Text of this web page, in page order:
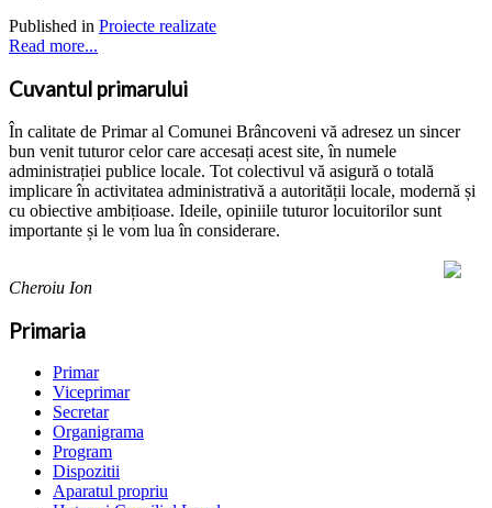
Published in Proiecte realizate
Read more...
Cuvantul primarului
În calitate de Primar al Comunei Brâncoveni vă adresez un sincer
bun venit tuturor celor care accesați acest site, în numele
administrației publice locale. Tot colectivul vă asigură o totală
implicare în activitatea administrativă a autorității locale, modernă și
cu obiective ambițioase. Ideile, opiniile tuturor locuitorilor sunt
importante și le vom lua în considerare.
Cheroiu Ion
Primaria
Primar
Viceprimar
Secretar
Organigrama
Program
Dispozitii
Aparatul propriu